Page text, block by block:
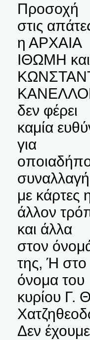
Προσοχή
στις
η ΑΡΧΑΙΑ
ΙΘΩΜΗ
δεν φέρει
καμία
για
συναλλαγή
με κάρτες
άλλον
και άλλα
στον
της, Ή στο
όνομα του
κυρίου Γ.
Δεν έχουμε